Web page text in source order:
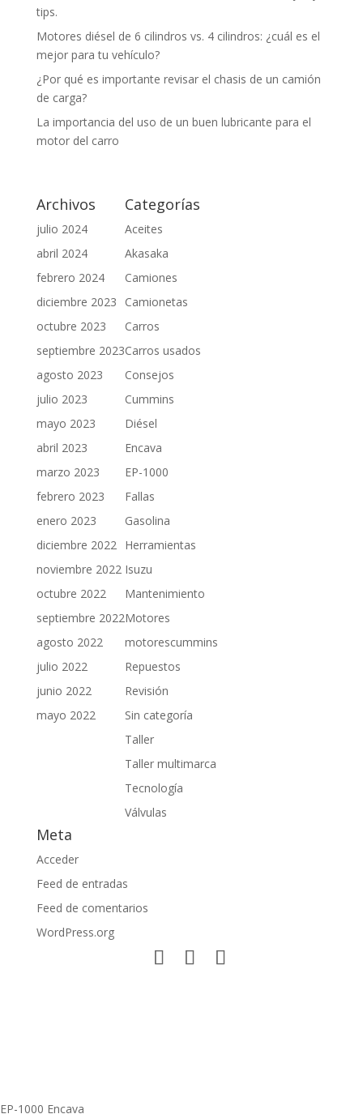
tips.
Motores diésel de 6 cilindros vs. 4 cilindros: ¿cuál es el
mejor para tu vehículo?
¿Por qué es importante revisar el chasis de un camión
de carga?
La importancia del uso de un buen lubricante para el
motor del carro
Archivos
julio 2024
abril 2024
febrero 2024
diciembre 2023
octubre 2023
septiembre 2023
agosto 2023
julio 2023
mayo 2023
abril 2023
marzo 2023
febrero 2023
enero 2023
diciembre 2022
noviembre 2022
octubre 2022
septiembre 2022
agosto 2022
julio 2022
junio 2022
mayo 2022
Categorías
Aceites
Akasaka
Camiones
Camionetas
Carros
Carros usados
Consejos
Cummins
Diésel
Encava
EP-1000
Fallas
Gasolina
Herramientas
Isuzu
Mantenimiento
Motores
motorescummins
Repuestos
Revisión
Sin categoría
Taller
Taller multimarca
Tecnología
Válvulas
Meta
Acceder
Feed de entradas
Feed de comentarios
WordPress.org
EP-1000 Encava